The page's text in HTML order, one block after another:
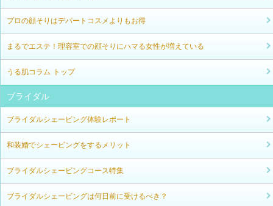
プロの顔そりはデパートコスメよりもお得
まるでエステ！理容室での顔そりにハマる女性が増えている
うる肌コラム トップ
ブライダル
ブライダルシェービング体験レポート
和装婚でシェービングをするメリット
ブライダルシェービングコース特集
ブライダルシェービングは何日前に受けるべき？